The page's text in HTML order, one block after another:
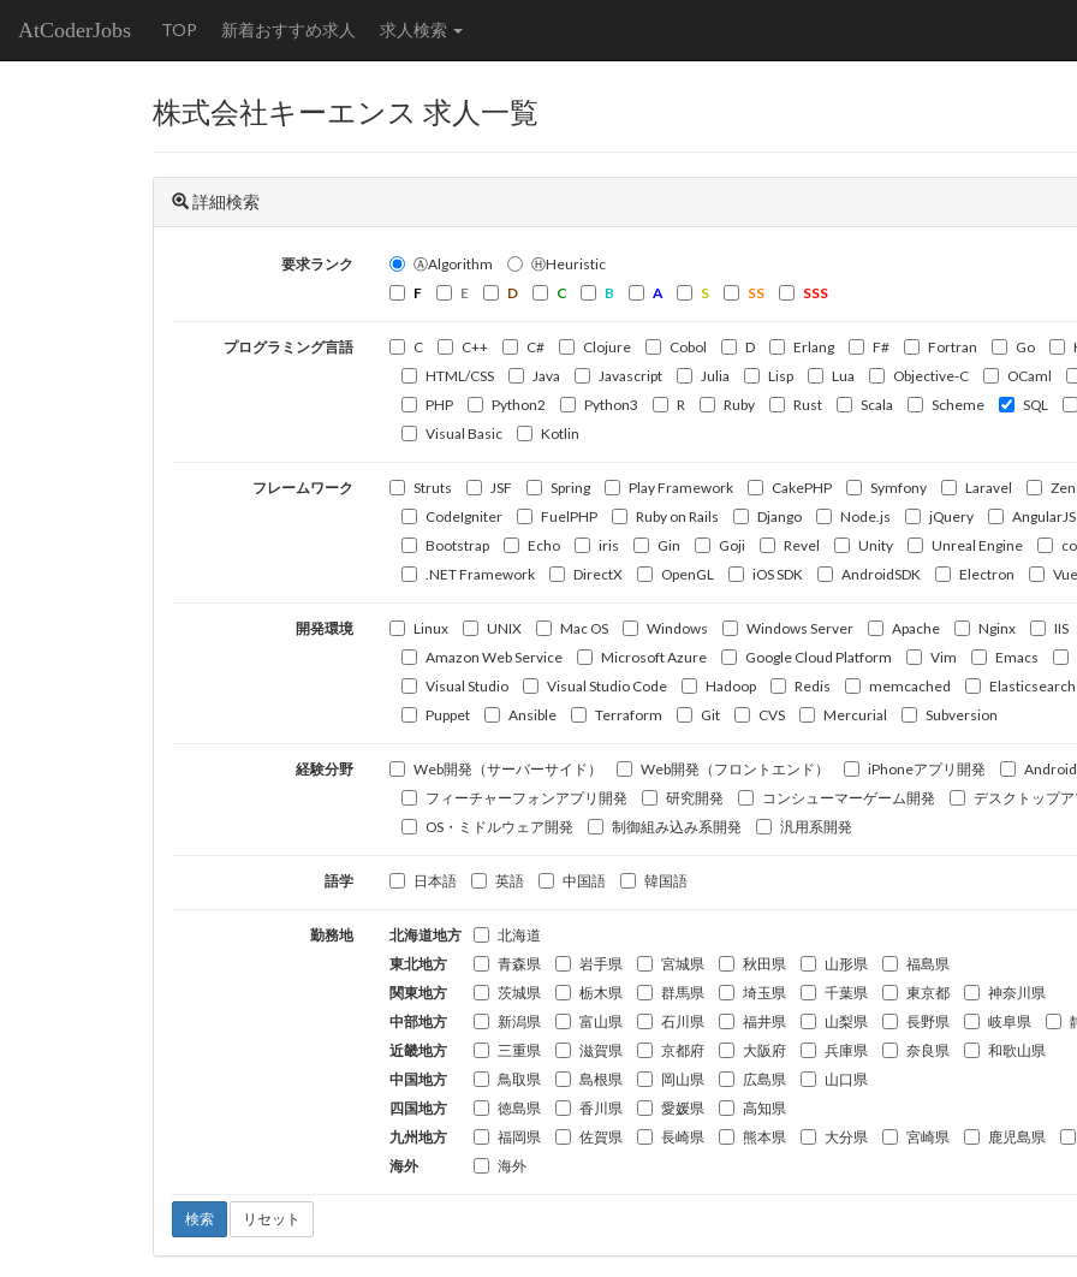
AtCoderJobs TOP 新着おすすめ求人 求人検索
株式会社キーエンス 求人一覧
詳細検索
要求ランク ⒶAlgorithm
ⒽHeuristic
F
E D C B A S SS SSS
プログラミング言語 C C++ C# Clojure Cobol D Erlang F# Fortran Go
HTML/CSS
Java Javascript Julia Lisp Lua Objective-C OCaml
PHP
Python2 Python3 R Ruby Rust Scala Scheme SQL
Visual Basic
Kotlin
フレームワーク Struts JSF Spring Play Framework CakePHP Symfony Laravel
CodeIgniter
FuelPHP Ruby on Rails Django Node.js jQuery AngularJS
Bootstrap
Echo iris Gin Goji Revel Unity Unreal Engine
.NET Framework
DirectX OpenGL iOS SDK AndroidSDK Electron
開発環境 Linux UNIX Mac OS Windows Windows Server Apache Nginx
IIS
Amazon Web Service
Microsoft Azure Google Cloud Platform Vim Emacs
Visual Studio
Visual Studio Code Hadoop Redis memcached Elasticsearch
Puppet
Ansible Terraform Git CVS Mercurial Subversion
経験分野 Web開発（サーバーサイド） Web開発（フロントエンド） iPhoneアプリ開発
フィーチャーフォンアプリ開発
研究開発 コンシューマーゲーム開発
デスクトップ
OS・ミドルウェア開発
制御組み込み系開発 汎用系開発
語学 日本語 英語 中国語 韓国語
勤務地 北海道地方
北海道
東北地方
青森県 岩手県 宮城県 秋田県 山形県
福島県
関東地方
茨城県 栃木県 群馬県 埼玉県 千葉県 東京都
神奈川県
中部地方
新潟県 富山県 石川県 福井県 山梨県 長野県 岐阜県
近畿地方
三重県 滋賀県 京都府 大阪府 兵庫県 奈良県
和歌山県
中国地方
鳥取県 島根県 岡山県 広島県
山口県
四国地方
徳島県 香川県 愛媛県
高知県
九州地方
福岡県 佐賀県 長崎県 熊本県 大分県 宮崎県 鹿児島県
海外
海外
検索 リセット